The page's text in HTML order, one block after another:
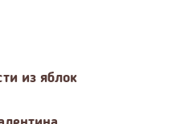
из яблок